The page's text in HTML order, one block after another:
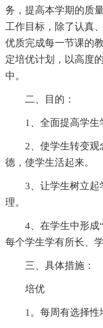
务，提高本学期的质
工作目标，除了认真
优质完成每一节课的
定培优计划，以高度
中。
二、目的：
1、全面提高学
2、使学生转变观
德，使学生活起来。
3、让学生树立
理。
4、在学生中形成
每个学生学有所长、学
三、具体措施：
培优
1。每周有选择性